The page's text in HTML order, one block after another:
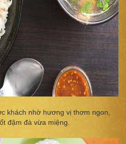
khách nhờ hương vị thơm ngon,
đậm đà vừa miệng.